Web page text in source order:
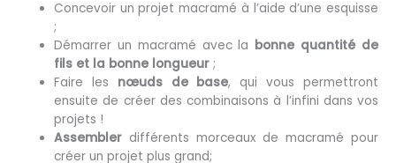
Concevoir un projet macramé à l’aide d’une esquisse
;
Démarrer un macramé avec la bonne quantité de
fils et la bonne longueur ;
Faire les nœuds de base, qui vous permettront
ensuite de créer des combinaisons à l’infini dans vos
projets !
Assembler différents morceaux de macramé pour
créer un projet plus grand;